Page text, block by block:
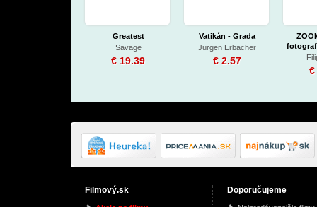
Greatest
Savage
€ 19.39
Vatikán - Grada
Jürgen Erbacher
€ 2.57
€
Filmový.sk Doporučujeme